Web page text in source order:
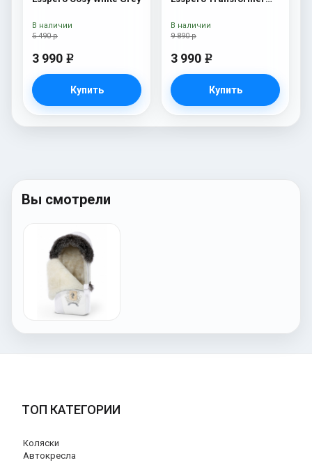
5 490 р
3 990 e
Купить
В наличии
100% шерсть) Navy
9 890 р
3 990 e
Купить
В наличии
Вы смотрели
ТОП КАТЕГОРИИ
Коляски
Автокресла